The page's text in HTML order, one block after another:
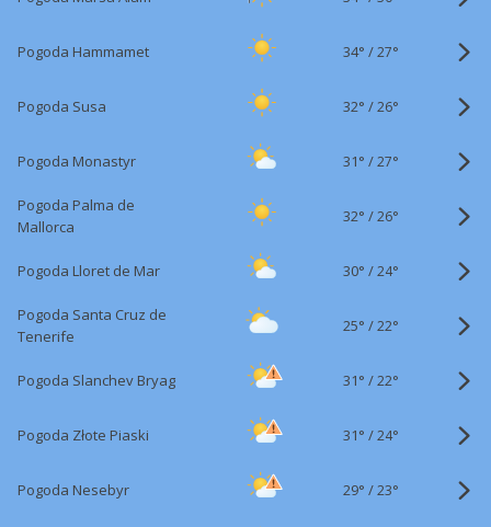
Pogoda Hammamet 34° /27°
Pogoda Susa 32° /26°
Pogoda Monastyr 31° /27°
Pogoda Palma de
Mallorca
32° /26°
Pogoda Lloret de Mar 30° /24°
Pogoda Santa Cruz de
Tenerife
25° /22°
Pogoda Slanchev Bryag 31° /22°
Pogoda Złote Piaski 31° /24°
Pogoda Nesebyr 29° /23°